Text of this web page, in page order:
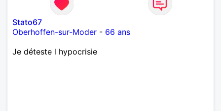
Stato67
Oberhoffen-sur-Moder - 66 ans
Je déteste l hypocrisie